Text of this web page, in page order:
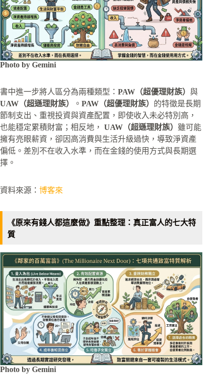
Photo by Gemini
書中進一步將人區分為兩種類型： PAW（超優理財族） 與
UAW（超遜理財族）
。 PAW（超優理財族） 的特徵是長期
節制支出、重視投資與資產配置，即使收入未必特別高，
也能穩定累積財富；相反地， UAW（超遜理財族） 雖可能
擁有亮眼薪資，卻因高消費與生活升級過快，導致淨資產
偏低。差別不在收入水準，而在金錢的使用方式與長期選
擇。
資料來源： 博客來
《原來有錢人都這麼做》重點整理：真正富人的七大特
質
Photo by Gemini